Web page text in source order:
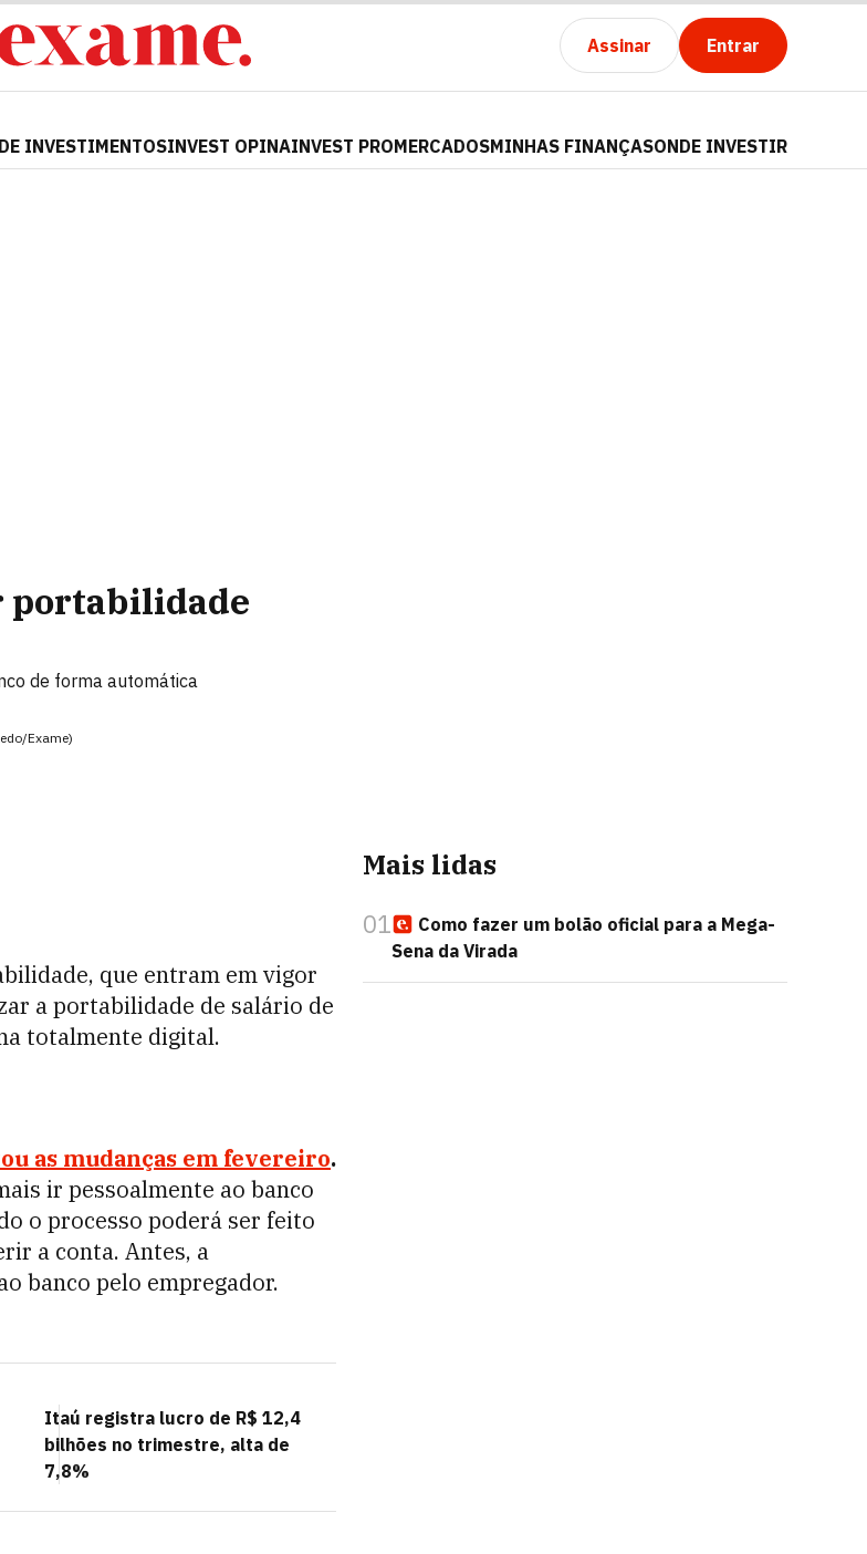
Assinar Entrar
INVESTIMENTOSINVEST OPINAINVEST PROMERCADOSMINHAS FINANÇASONDE INVESTIR
portabilidade
de forma automática
Exame)
que entram em vigor
a portabilidade de salário de
totalmente digital.
as mudanças em fevereiro.
ir pessoalmente ao banco
o processo poderá ser feito
a conta. Antes, a
banco pelo empregador.
Itaú registra lucro de R$ 12,4
bilhões no trimestre, alta de
7,8%
Mais lidas
01
Como fazer um bolão oficial para a Mega-
Sena da Virada